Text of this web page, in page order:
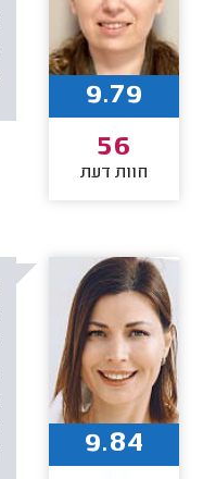
9.79
56
חוות דעת
9.84